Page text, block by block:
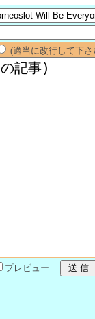
(適当に改行して下
プレビュー